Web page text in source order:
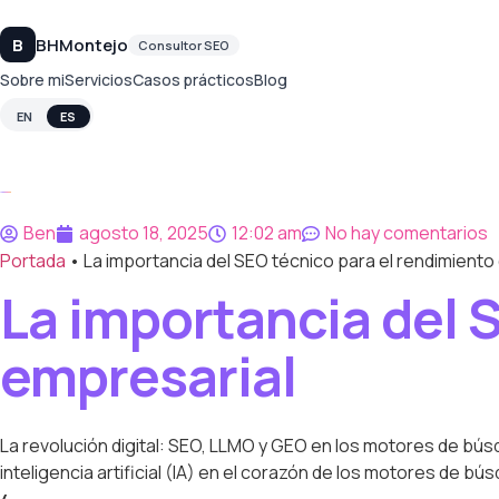
B BHMontejo Consultor SEO
Sobre miServiciosCasos prácticosBlog
Ben agosto 18, 2025 12:02 am
No hay comentarios
Portada • La importancia del SEO técnico para el
La importancia del
empresarial
La revolución digital: SEO, LLMO y GEO en los motores de
inteligencia artificial (IA) en el corazón de los motores de